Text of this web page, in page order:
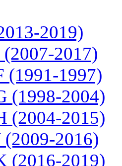
2019)
2017)
(1991-1997)
(1998-2004)
(2004-2015)
(2009-2016)
(2016-2019)